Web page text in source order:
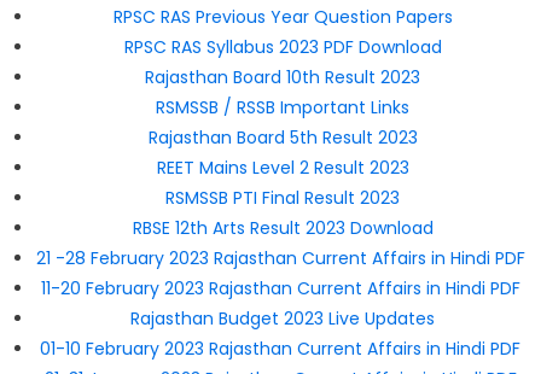
RPSC RAS Previous Year Question Papers
RPSC RAS Syllabus 2023 PDF Download
Rajasthan Board 10th Result 2023
RSMSSB / RSSB Important Links
Rajasthan Board 5th Result 2023
REET Mains Level 2 Result 2023
RSMSSB PTI Final Result 2023
RBSE 12th Arts Result 2023 Download
21 -28 February 2023 Rajasthan Current Affairs in Hindi PDF
11-20 February 2023 Rajasthan Current Affairs in Hindi PDF
Rajasthan Budget 2023 Live Updates
01-10 February 2023 Rajasthan Current Affairs in Hindi PDF